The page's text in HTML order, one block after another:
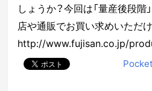
しょうか？今回は「量産後段階
店や通販でお買い求めいただけ
http://www.fujisan.co.jp/
Pocket